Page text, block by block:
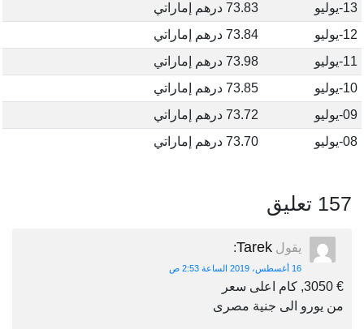
13-يوليو
73.83 درهم إماراتي
12-يوليو
73.84 درهم إماراتي
11-يوليو
73.98 درهم إماراتي
10-يوليو
73.85 درهم إماراتي
09-يوليو
73.72 درهم إماراتي
08-يوليو
73.70 درهم إماراتي
157 تعليق
يقول Tarek
:
16 أغسطس، 2019 الساعة 2:53 ص
€ 3050, كام اعلى سعر
من يورو الى جنية مصرى